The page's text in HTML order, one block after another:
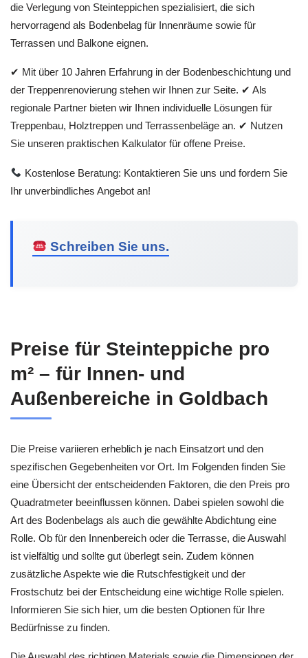
die Verlegung von Steinteppichen spezialisiert, die sich
hervorragend als Bodenbelag für Innenräume sowie für
Terrassen und Balkone eignen.
✔ Mit über 10 Jahren Erfahrung in der Bodenbeschichtung und
der Treppenrenovierung stehen wir Ihnen zur Seite. ✔ Als
regionale Partner bieten wir Ihnen individuelle Lösungen für
Treppenbau, Holztreppen und Terrassenbeläge an. ✔ Nutzen
Sie unseren praktischen Kalkulator für offene Preise.
Kostenlose Beratung: Kontaktieren Sie uns und fordern Sie
Ihr unverbindliches Angebot an!
Schreiben Sie uns.
Preise für Steinteppiche pro
m² – für Innen- und
Außenbereiche in Goldbach
Die Preise variieren erheblich je nach Einsatzort und den
spezifischen Gegebenheiten vor Ort. Im Folgenden finden Sie
eine Übersicht der entscheidenden Faktoren, die den Preis pro
Quadratmeter beeinflussen können. Dabei spielen sowohl die
Art des Bodenbelags als auch die gewählte Abdichtung eine
Rolle. Ob für den Innenbereich oder die Terrasse, die Auswahl
ist vielfältig und sollte gut überlegt sein. Zudem können
zusätzliche Aspekte wie die Rutschfestigkeit und der
Frostschutz bei der Entscheidung eine wichtige Rolle spielen.
Informieren Sie sich hier, um die besten Optionen für Ihre
Bedürfnisse zu finden.